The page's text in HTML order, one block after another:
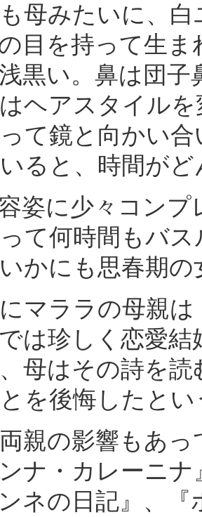
も母みたいに、
目を持って生
黒い。鼻は団
はヘアスタイル
て鏡と向かい
ると、時間が
姿に少々コンプ
て何時間もバ
かにも思春期
マララの母親は
は珍しく恋愛結
母はその詩を
を後悔したとい
親の影響もあっ
ナ・カレーニ
ネの日記』、